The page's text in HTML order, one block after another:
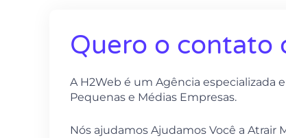
Quero o contato
A H2Web é um Agência especializada
Pequenas e Médias Empresas.
Nós ajudamos Ajudamos Você a Atrair